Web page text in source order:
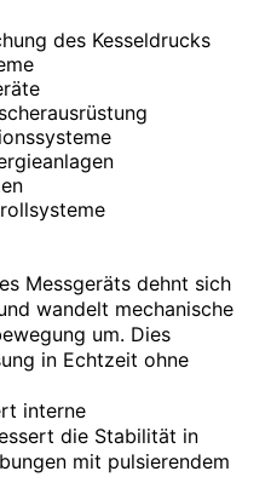
des Kesseldrucks
Messgeräts dehnt sich
wandelt mechanische
um. Dies
in Echtzeit ohne
interne
die Stabilität in
mit pulsierendem